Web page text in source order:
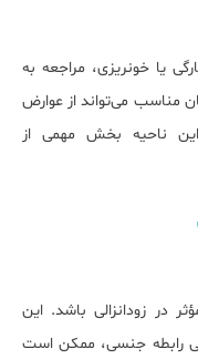
یا خونریزی، مراجعه به
می‌تواند از عوارض
ناحیه بخش مهمی از
در زودانزالی باشد. این
رابطه جنسی، ممکن است